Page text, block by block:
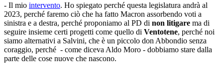
- Il mio intervento. Ho spiegato perché questa legislatura andrà al
2023, perché faremo ciò che ha fatto Macron assorbendo voti a
sinistra e a destra, perché proponiamo al PD di non litigare ma di
seguire insieme certi progetti come quello di Ventotene, perché noi
siamo alternativi a Salvini, che è un piccolo don Abbondio senza
coraggio, perché - come diceva Aldo Moro - dobbiamo stare dalla
parte delle cose nuove che nascono.